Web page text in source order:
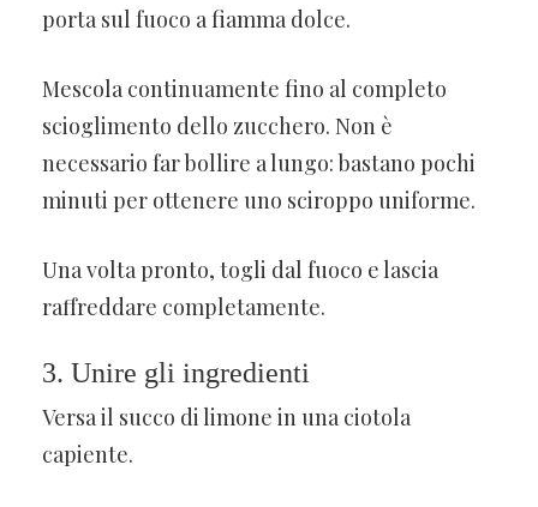
porta sul fuoco a fiamma dolce.
Mescola continuamente fino al completo
scioglimento dello zucchero. Non è
necessario far bollire a lungo: bastano pochi
minuti per ottenere uno sciroppo uniforme.
Una volta pronto, togli dal fuoco e lascia
raffreddare completamente.
3. Unire gli ingredienti
Versa il succo di limone in una ciotola
capiente.